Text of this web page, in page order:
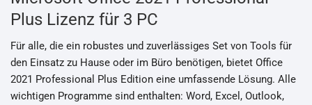
Plus Lizenz für 3 PC
Für alle, die ein robustes und zuverlässiges Set von Tools für
den Einsatz zu Hause oder im Büro benötigen, bietet Office
2021 Professional Plus Edition eine umfassende Lösung. Alle
wichtigen Programme sind enthalten: Word, Excel, Outlook,